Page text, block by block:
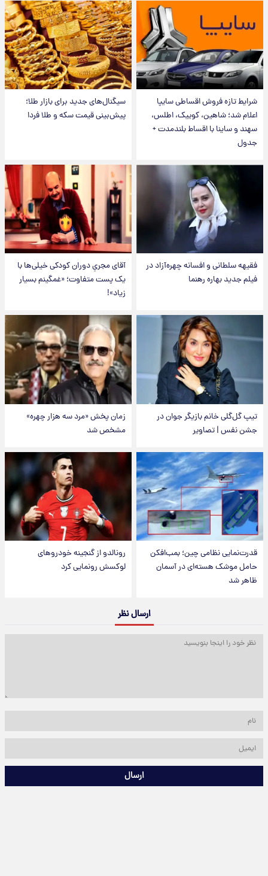
شرایط تازه فروش اقساطی سایپا
اعلام شد؛ شاهین، کوییک، اطلس،
سهند و ساینا با اقساط بلندمدت +
جدول
سیگنال‌های جدید برای بازار طلا؛
پیش‌بینی قیمت سکه و طلا فردا
فقیهه سلطانی و افسانه چهره‌آزاد در
فیلم جدید بهاره رهنما
آقای مجریِ دوران کودکی خیلی‌ها با
یک پست متفاوت؛ «غمگینم بسیار
زیاد»!
تیپ گل‌گلی خانم بازیگر جوان در
جشن نفس | تصاویر
زمان پخش «مرد سه هزار چهره»
مشخص شد
قدرت‌نمایی نظامی چین؛ بمب‌افکن
حامل موشک هسته‌ای در آسمان
ظاهر شد
رونالدو از گنجینه خودروهای
لوکسش رونمایی کرد
ارسال نظر
ارسال